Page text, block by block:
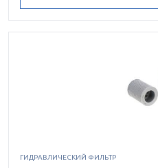
ГИДРАВЛИЧЕСКИЙ ФИЛЬТР